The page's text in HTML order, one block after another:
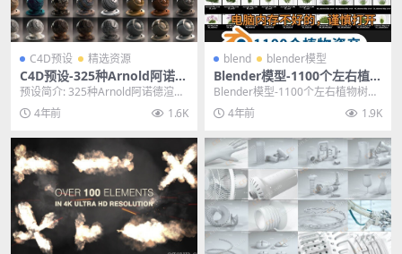
C4D预设 精选资源
C4D预设-325种Arnold阿诺德
渲染器木纹钢铁塑料玻璃布料
石头材质预设
预设简介: 325种Arnold阿诺德渲染
器材质预设包含木纹、金属、混凝
土、布料...
4年前 1.6K
blend blender模型
Blender模型-1100个左右植物
树木资产库模型预设合集
Blender模型-1100个左右植物树木
资产库模型预设合集，注意打开后
没有贴图...
4年前 1.9K